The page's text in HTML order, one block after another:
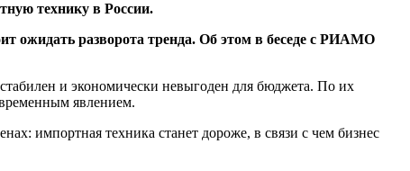
технику в России.
ожидать разворота тренда. Об этом в беседе с РИАМО
и экономически невыгоден для бюджета. По их
явлением.
импортная техника станет дороже, в связи с чем бизнес